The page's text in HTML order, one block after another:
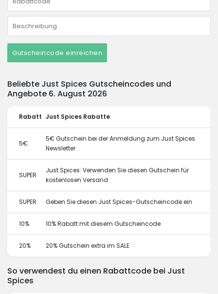
Gutscheincode einreichen
Beliebte Just Spices Gutscheincodes und
Angebote 6. August 2026
Rabatt Just Spices Rabatte
5€
5€ Gutschein bei der Anmeldung zum Just Spices
Newsletter
SUPER
Just Spices: Verwenden Sie diesen Gutschein für
kostenlosen Versand
SUPER Geben Sie diesen Just Spices-Gutscheincode ein
10% 10% Rabatt mit diesem Gutscheincode
20% 20% Gutschein extra im SALE
So verwendest du einen Rabattcode bei Just
Spices